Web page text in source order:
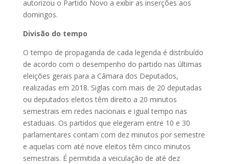
autorizou o Partido Novo a exibir as inserções aos
domingos.
Divisão do tempo
O tempo de propaganda de cada legenda é distribuído
de acordo com o desempenho do partido nas últimas
eleições gerais para a Câmara dos Deputados,
realizadas em 2018. Siglas com mais de 20 deputadas
ou deputados eleitos têm direito a 20 minutos
semestrais em redes nacionais e igual tempo nas
estaduais. Os partidos que elegeram entre 10 e 30
parlamentares contam com dez minutos por semestre
e aquelas com até nove eleitos têm cinco minutos
semestrais. É permitida a veiculação de até dez